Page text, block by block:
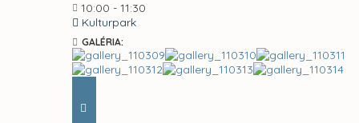
10:00 - 11:30
Kulturpark
GALÉRIA: